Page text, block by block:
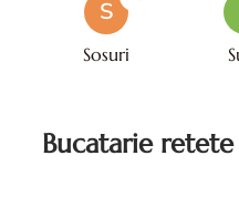
S
Sosuri
Bucatarie retete